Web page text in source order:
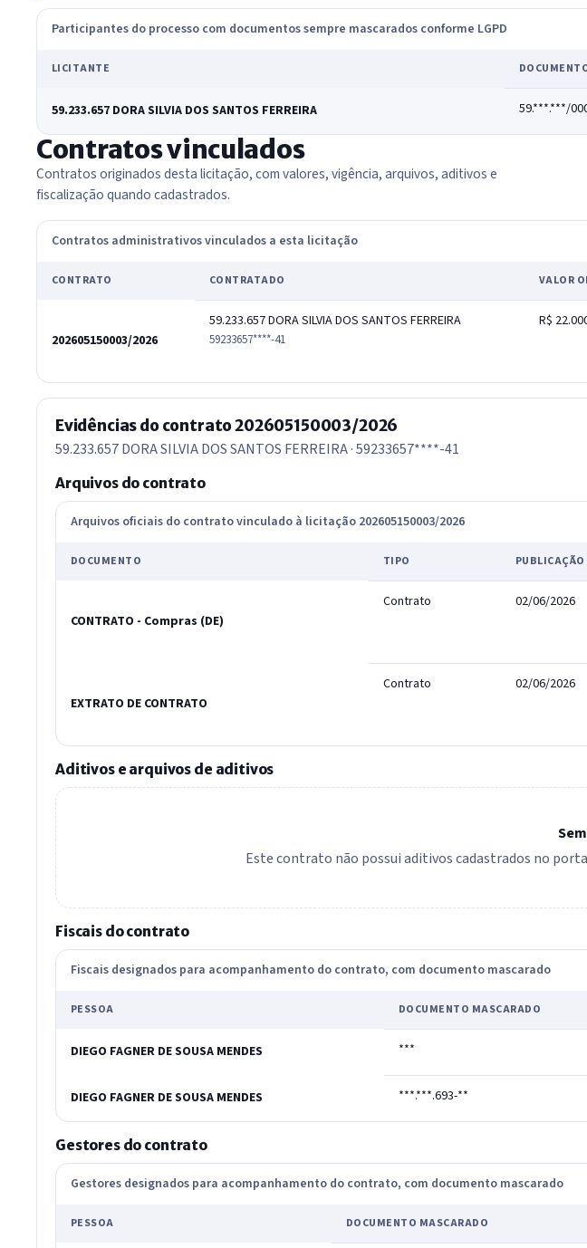
Participantes do processo com documentos sempre mascarados conforme LGPD
LICITANTE
59.233.657 DORA SILVIA DOS SANTOS FERREIRA 59.***.***/
Contratos vinculados
Contratos originados desta licitação, com valores, vigência, arquivos, aditivos e
fiscalização quando cadastrados.
Contratos administrativos vinculados a esta licitação
CONTRATO CONTRATADO VALOR
202605150003/2026
59.233.657 DORA SILVIA DOS SANTOS FERREIRA
59233657****-41
R$
Evidências do contrato 202605150003/2026
59.233.657 DORA SILVIA DOS SANTOS FERREIRA · 59233657****-41
Arquivos do contrato
Arquivos oficiais do contrato vinculado à licitação 202605150003/2026
DOCUMENTO TIPO PUBLICAÇÃO
CONTRATO - Compras (DE)
Contrato 02/06/2026
EXTRATO DE CONTRATO
Contrato 02/06/2026
Aditivos e arquivos de aditivos
Este contrato não possui aditivos cadastrados no
Fiscais do contrato
Fiscais designados para acompanhamento do contrato, com documento mascarado
PESSOA DOCUMENTO MASCARADO
DIEGO FAGNER DE SOUSA MENDES ***
DIEGO FAGNER DE SOUSA MENDES ***.***.693-**
Gestores do contrato
Gestores designados para acompanhamento do contrato, com documento mascarado
PESSOA DOCUMENTO MASCARADO